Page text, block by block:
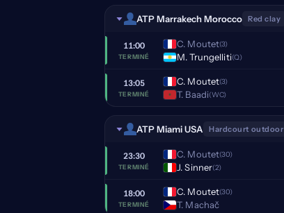
ATP Marrakech Morocco Red clay
11:00
TERMINÉ
C. Moutet(3)
M. Trungelliti(Q)
13:05
TERMINÉ
C. Moutet(3)
T. Baadi(WC)
ATP Miami USA Hardcourt outdoor
23:30
TERMINÉ
C. Moutet(30)
J. Sinner(2)
18:00
TERMINÉ
C. Moutet(30)
T. Machač